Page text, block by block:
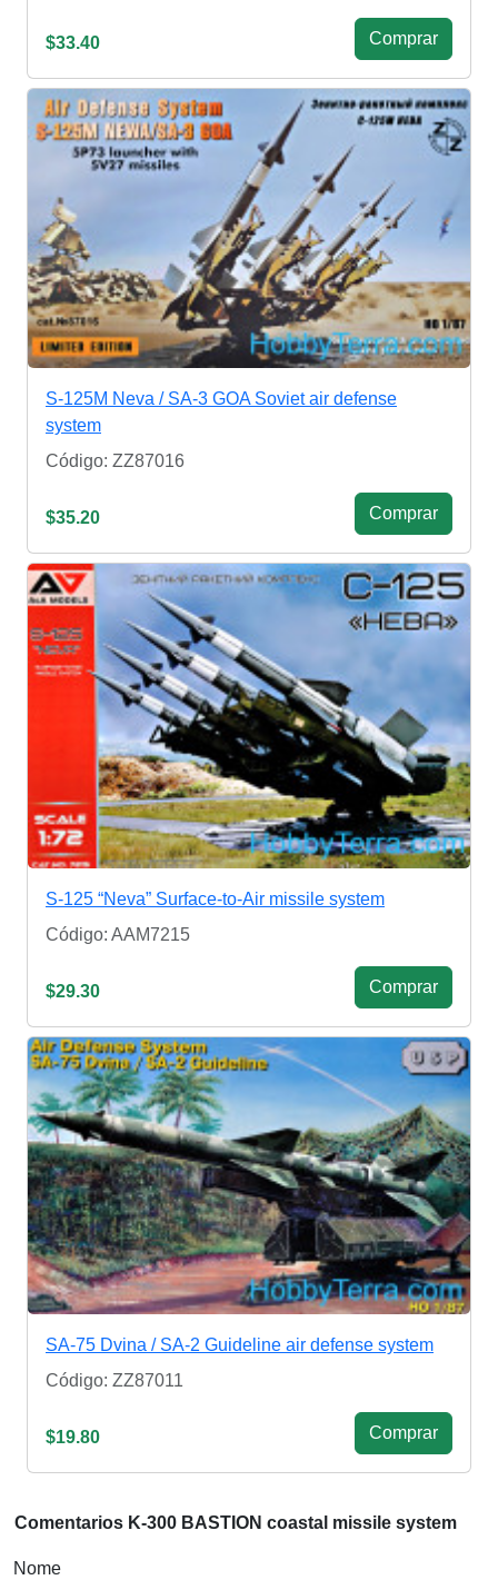
$33.40 Сomprar
S-125M Neva / SA-3 GOA Soviet air defense
system
Código: ZZ87016
$35.20 Сomprar
S-125 “Neva” Surface-to-Air missile system
Código: AAM7215
$29.30 Сomprar
SA-75 Dvina / SA-2 Guideline air defense system
Código: ZZ87011
$19.80 Сomprar
Comentarios K-300 BASTION coastal missile system
Nome